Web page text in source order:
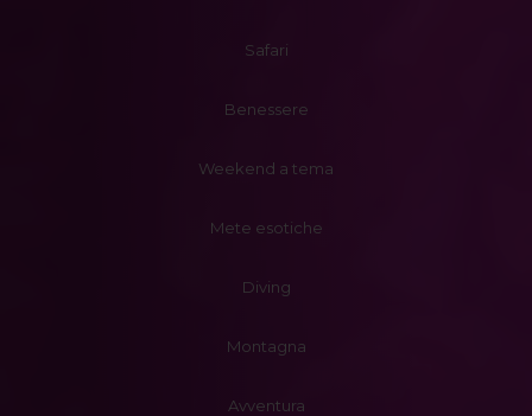
Safari
Benessere
Weekend a tema
Mete esotiche
Diving
Montagna
Avventura